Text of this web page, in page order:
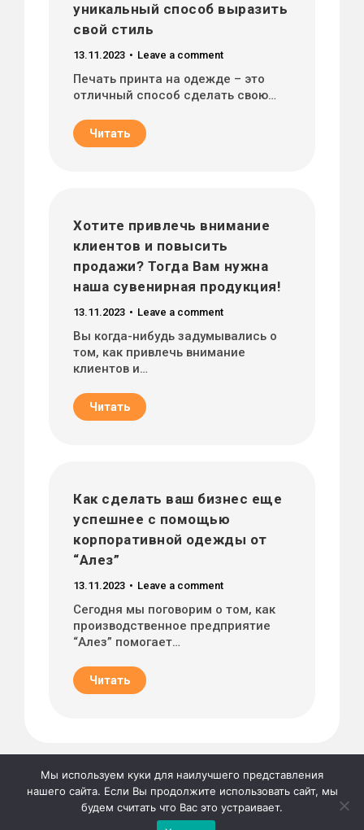
уникальный способ выразить
свой стиль
13.11.2023 Leave a comment
Печать принта на одежде – это
отличный способ сделать свою…
Читать
Хотите привлечь внимание
клиентов и повысить
продажи? Тогда Вам нужна
наша сувенирная продукция!
13.11.2023 Leave a comment
Вы когда-нибудь задумывались о
том, как привлечь внимание
клиентов и…
Читать
Как сделать ваш бизнес еще
успешнее с помощью
корпоративной одежды от
“Алез”
13.11.2023 Leave a comment
Сегодня мы поговорим о том, как
производственное предприятие
“Алез” помогает…
Читать
©2026г. "Сию" Сервис коммерческих публикаций
Мы используем куки для наилучшего представления
нашего сайта. Если Вы продолжите использовать сайт, мы
будем считать что Вас это устраивает.